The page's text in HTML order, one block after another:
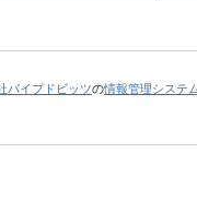
パイプドビッツの情報管理システ